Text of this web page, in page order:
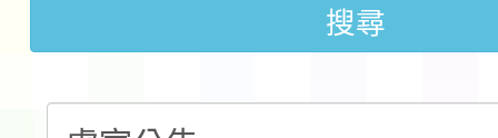
第3次招考代課鐘點教
告(不再辦理後續甄選)
檢送「桃園市115學年
賽實施要點」1份
本市「115學年度學生
搜尋